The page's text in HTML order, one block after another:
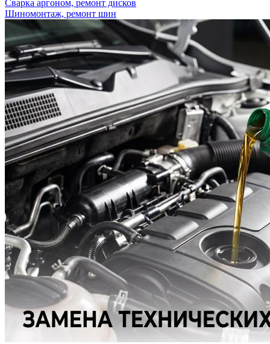
Сварка аргоном, ремонт дисков
Шиномонтаж, ремонт шин